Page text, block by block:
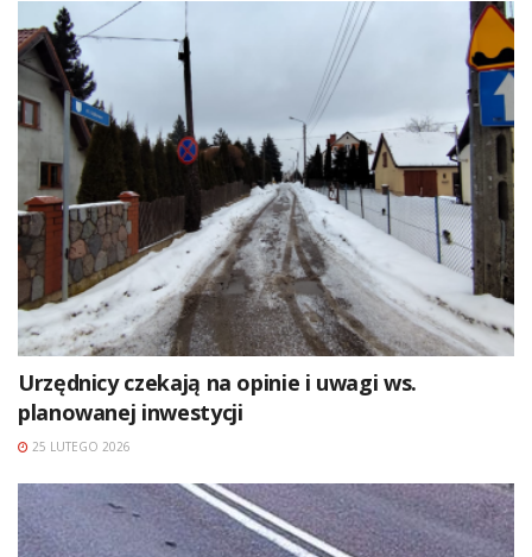
Urzędnicy czekają na opinie i uwagi ws.
planowanej inwestycji
25 LUTEGO 2026